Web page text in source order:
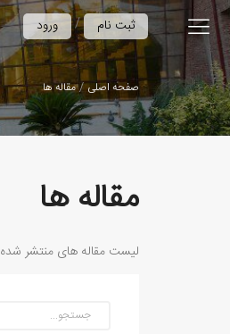
ورود / ثبت نام
صفحه اصلی مقاله ها
مقاله ها
لیست مقاله های منتشر شده